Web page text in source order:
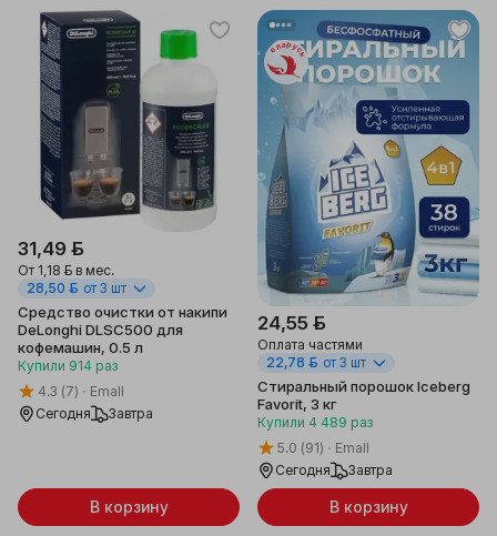
31,49 ƃ
От 1,18 ƃ в мес.
28,50 ƃ от 3 шт
Средство очистки от накипи
DeLonghi DLSC500 для
кофемашин, 0.5 л
Купили 914 раз
4.3 (7)
Emall
Сегодня
Завтра
В корзину
Беларусь
24,55 ƃ
Оплата частями
22,78 ƃ от 3 шт
Стиральный порошок Iceberg
Favorit, 3 кг
Купили 4 489 раз
5.0 (91)
Emall
Сегодня
Завтра
В корзину